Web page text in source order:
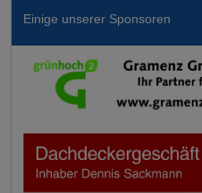
Einige unserer Sponsoren